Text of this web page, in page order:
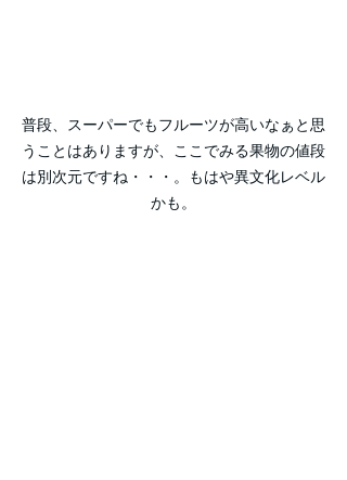
普段、スーパーでもフルーツが高いなぁと思
うことはありますが、ここでみる果物の値段
は別次元ですね・・・。もはや異文化レベル
かも。